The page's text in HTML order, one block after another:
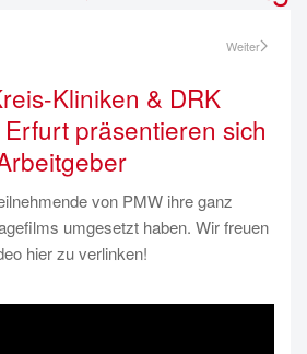
Weiter
Kliniken & DRK
präsentieren sich
von PMW ihre ganz
umgesetzt haben. Wir freuen
hier zu verlinken!